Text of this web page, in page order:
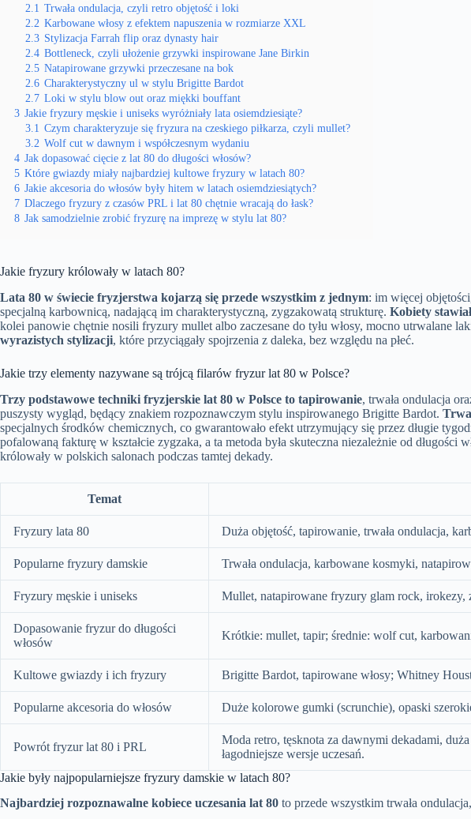
2.1 Trwała ondulacja, czyli retro objętość i loki
2.2 Karbowane włosy z efektem napuszenia w rozmiarze XXL
2.3 Stylizacja Farrah flip oraz dynasty hair
2.4 Bottleneck, czyli ułożenie grzywki inspirowane Jane Birkin
2.5 Natapirowane grzywki przeczesane na bok
2.6 Charakterystyczny ul w stylu Brigitte Bardot
2.7 Loki w stylu blow out oraz miękki bouffant
3 Jakie fryzury męskie i uniseks wyróżniały lata osiemdziesiąte?
3.1 Czym charakteryzuje się fryzura na czeskiego piłkarza, czyli mullet?
3.2 Wolf cut w dawnym i współczesnym wydaniu
4 Jak dopasować cięcie z lat 80 do długości włosów?
5 Które gwiazdy miały najbardziej kultowe fryzury w latach 80?
6 Jakie akcesoria do włosów były hitem w latach osiemdziesiątych?
7 Dlaczego fryzury z czasów PRL i lat 80 chętnie wracają do łask?
8 Jak samodzielnie zrobić fryzurę na imprezę w stylu lat 80?
Jakie fryzury królowały w latach 80?
Lata 80 w świecie fryzjerstwa kojarzą się przede wszystkim z jednym: im więcej
specjalną karbownicą, nadającą im charakterystyczną, zygzakowatą strukturę. Kobiety
kolei panowie chętnie nosili fryzury mullet albo zaczesane do tyłu włosy, mocno utrwalane
wyrazistych stylizacji, które przyciągały spojrzenia z daleka, bez względu na płeć.
Jakie trzy elementy nazywane są trójcą filarów fryzur lat 80 w Polsce?
Trzy podstawowe techniki fryzjerskie lat 80 w Polsce to tapirowanie, trwała ondulacja
puszysty wygląd, będący znakiem rozpoznawczym stylu inspirowanego Brigitte Bardot.
specjalnych środków chemicznych, co gwarantowało efekt utrzymujący się przez długie
pofalowaną fakturę w kształcie zygzaka, a ta metoda była skuteczna niezależnie od długości
królowały w polskich salonach podczas tamtej dekady.
Temat
Fryzury lata 80 Duża objętość, tapirowanie, trwała ondulacja,
Popularne fryzury damskie Trwała ondulacja, karbowane kosmyki,
Fryzury męskie i uniseks Mullet, natapirowane fryzury glam rock, irokezy,
Dopasowanie fryzur do długości
włosów
Krótkie: mullet, tapir; średnie: wolf cut,
Kultowe gwiazdy i ich fryzury Brigitte Bardot, tapirowane włosy; Whitney
Popularne akcesoria do włosów Duże kolorowe gumki (scrunchie), opaski
Powrót fryzur lat 80 i PRL
Moda retro, tęsknota za dawnymi dekadami,
łagodniejsze wersje uczesań.
Jakie były najpopularniejsze fryzury damskie w latach 80?
Najbardziej rozpoznawalne kobiece uczesania lat 80 to przede wszystkim trwała